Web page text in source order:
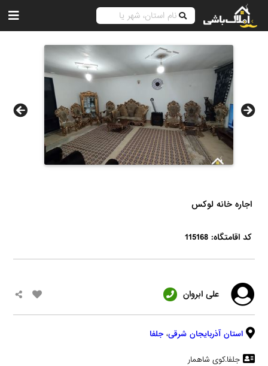
اجاره خانه لوکس
کد اقامتگاه: 115168
علی ابروان
استان آذربایجان شرقی، جلفا
جلفا.کوی شاهمار